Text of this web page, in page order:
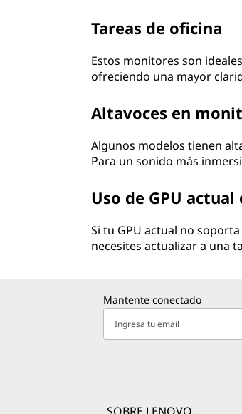
Tareas de oficina
Estos monitores son
ofreciendo una mayor
Altavoces en
Algunos modelos tienen
Para un sonido más
Uso de GPU
Si tu GPU actual no
necesites actualizar a una
Mantente conectado
Ingresa tu email